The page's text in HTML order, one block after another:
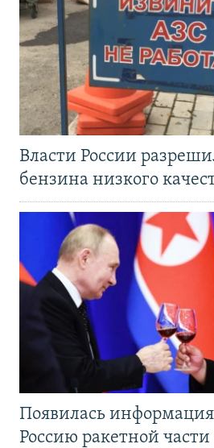
Власти России
бензина низкого
Появилась информация
Россию ракетной